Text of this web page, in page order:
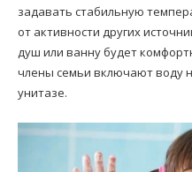
задавать стабильную
от активности других
душ или ванну будет
члены семьи включают воду
унитазе.